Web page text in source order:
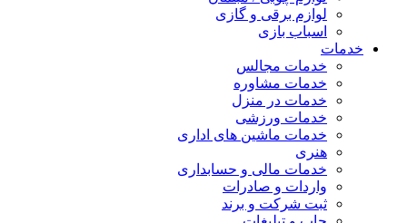
لوازم برقی و گازی
اسباب بازی
خدمات
خدمات مجالس
خدمات مشاوره
خدمات در منزل
خدمات ورزشی
خدمات ماشین های اداری
هنری
خدمات مالی و حسابداری
واردات و صادرات
ثبت شرکت و برند